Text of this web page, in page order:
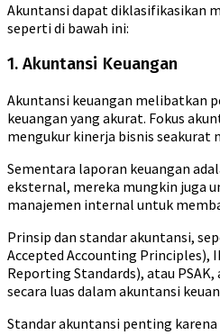
Akuntansi dapat diklasifikasikan
seperti di bawah ini:
1. Akuntansi Keuangan
Akuntansi keuangan melibatkan
keuangan yang akurat. Fokus
mengukur kinerja bisnis seakurat
Sementara laporan keuangan
eksternal, mereka mungkin juga
manajemen internal untuk
Prinsip dan standar akuntansi,
Accepted Accounting Principles),
Reporting Standards), atau
secara luas dalam akuntansi
Standar akuntansi penting